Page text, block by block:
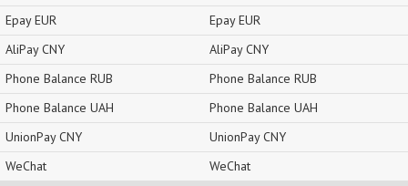
Epay EUR
AliPay CNY
Phone Balance RUB
Phone Balance UAH
UnionPay CNY
WeChat
Epay EUR
AliPay CNY
Phone Balance RUB
Phone Balance UAH
UnionPay CNY
WeChat